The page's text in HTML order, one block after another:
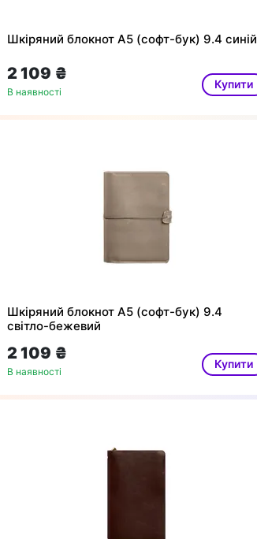
Шкіряний блокнот А5 (софт-бук) 9.4 синій
2 109 ₴
В наявності
Купити
Шкіряний блокнот А5 (софт-бук) 9.4
світло-бежевий
2 109 ₴
В наявності
Купити